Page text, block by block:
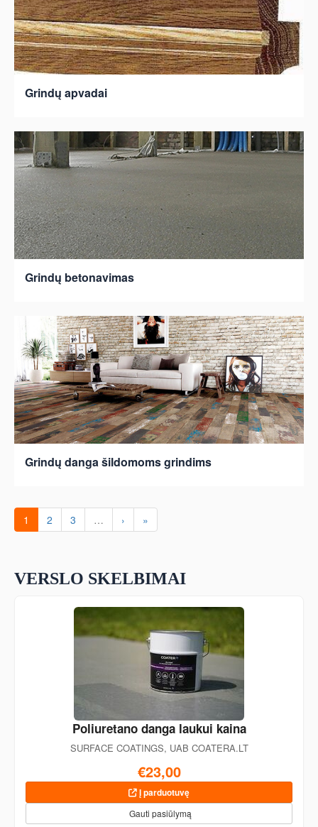
Grindų apvadai
Grindų betonavimas
Grindų danga šildomoms grindims
1 2 3 … › »
VERSLO SKELBIMAI
Poliuretano danga laukui kaina
SURFACE COATINGS, UAB COATERA.LT
€23,00
Į parduotuvę
Gauti pasiūlymą